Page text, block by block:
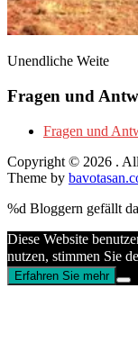
Unendliche Weite
Fragen und
Fragen und
Copyright © 2026 .
Theme by
%d Bloggern gefällt
Diese Website
nutzen, stimmen Sie
Erfahren Sie mehr